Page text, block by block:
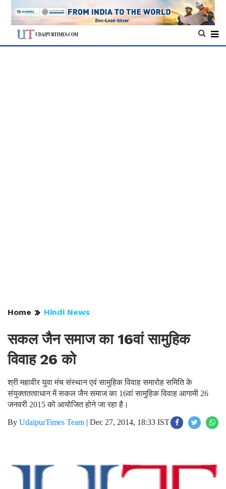
Home Hindi News
सकल जैन समाज का 16वां सामुहिक
विवाह 26 को
श्री महावीर युवा मंच संस्थान एवं सामुहिक विवाह समारोह समिति के
संयुक्ततत्वाधान में सकल जैन समाज का 16वां सामुहिक विवाह आगामी 26
जनवरी 2015 को आयोजित होने जा रहा है।
By UdaipurTimes Team | Dec 27, 2014, 18:33 IST